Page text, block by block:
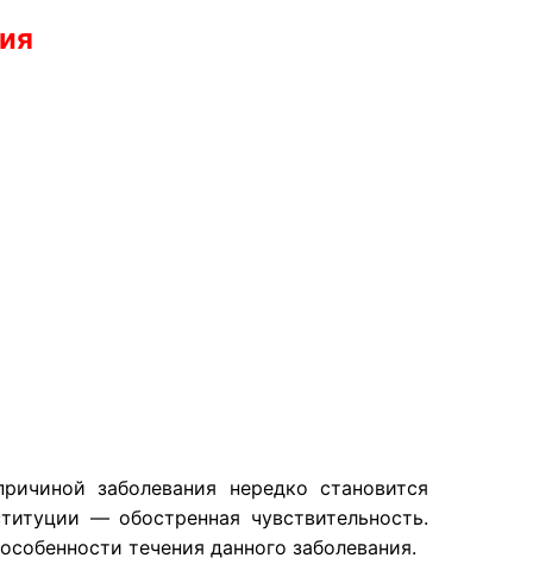
заболевания нередко становится
— обостренная чувствительность.
течения данного заболевания.